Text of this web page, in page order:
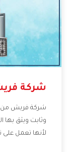
شركة
شركة فريش من
وثابت ويثق بها
لأنها تعمل على